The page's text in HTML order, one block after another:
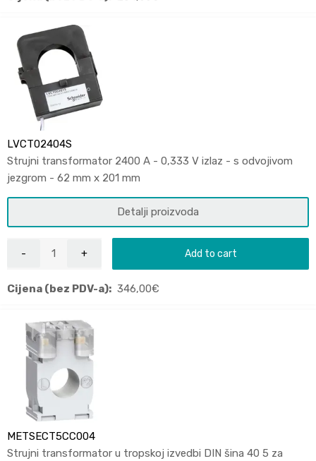
LVCT02404S
Strujni transformator 2400 A - 0,333 V izlaz - s odvojivom
jezgrom - 62 mm x 201 mm
Detalji proizvoda
Add to cart
Cijena (bez PDV-a): 346,00€
METSECT5CC004
Strujni transformator u tropskoj izvedbi DIN šina 40 5 za